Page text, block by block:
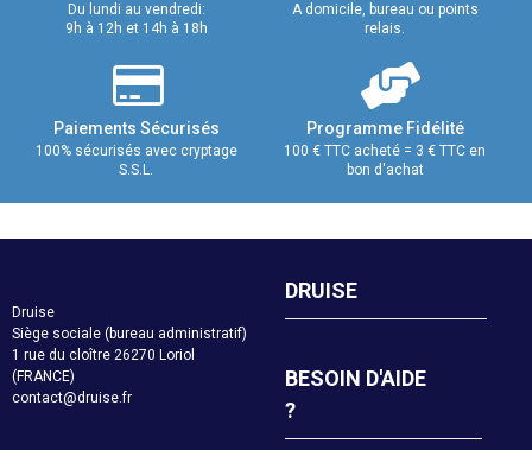
Du lundi au vendredi:
9h à 12h et 14h à 18h
A domicile, bureau ou points
relais.
Paiements Sécurisés
100% sécurisés avec cryptage
S.S.L.
Programme Fidélité
100 € TTC acheté = 3 € TTC en
bon d'achat
Druise
Siège sociale (bureau administratif)
1 rue du cloître 26270 Loriol
(FRANCE)
contact@druise.fr
DRUISE
BESOIN D'AIDE
?